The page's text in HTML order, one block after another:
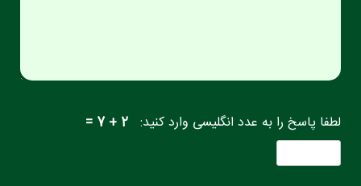
لطفا پاسخ را به عدد انگلیسی وارد کنید: 2 + 7 =